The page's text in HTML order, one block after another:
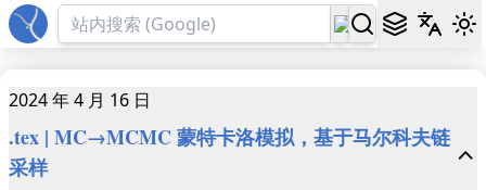
2024 年 4 月 16 日
.tex | MC→MCMC 蒙特卡洛模拟，基于马尔科夫链
采样